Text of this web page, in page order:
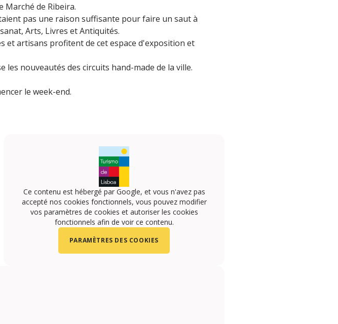
Marché de Ribeira.
pas une raison suffisante pour faire un saut à
Arts, Livres et Antiquités.
et artisans profitent de cet espace d'exposition et
nouveautés des circuits hand-made de la ville.
le week-end.
Ce contenu est hébergé par Google, et vous n'avez pas
accepté nos cookies fonctionnels, vous pouvez modifier
vos paramètres de cookies et autoriser les cookies
fonctionnels afin de voir ce contenu.
PARAMÈTRES DES COOKIES